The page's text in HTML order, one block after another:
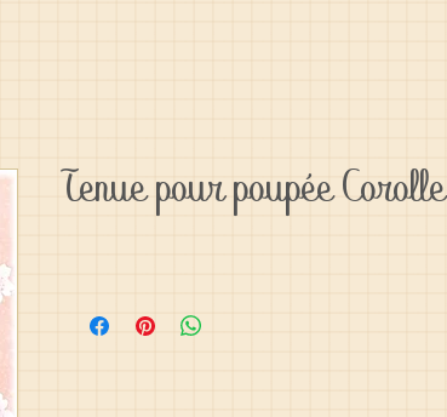
Tenue pour poupée Corolle